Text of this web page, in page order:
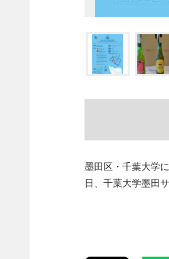
墨田区・千葉大学
日、千葉大学墨田